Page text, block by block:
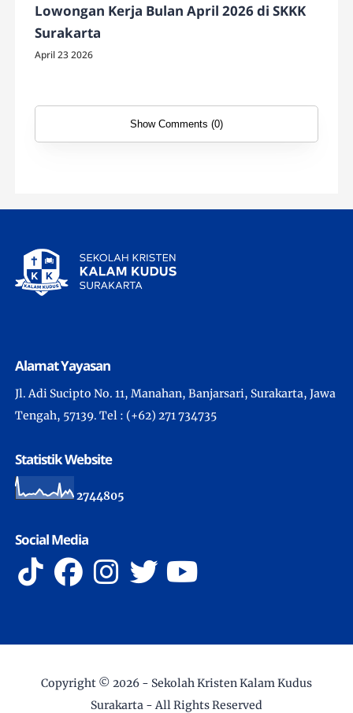
Lowongan Kerja Bulan April 2026 di SKKK
Surakarta
April 23 2026
Show Comments (0)
Alamat Yayasan
Jl. Adi Sucipto No. 11, Manahan, Banjarsari, Surakarta, Jawa
Tengah, 57139. Tel : (+62) 271 734735
Statistik Website
2744805
Social Media
Copyright © 2026 - Sekolah Kristen Kalam Kudus
Surakarta - All Rights Reserved